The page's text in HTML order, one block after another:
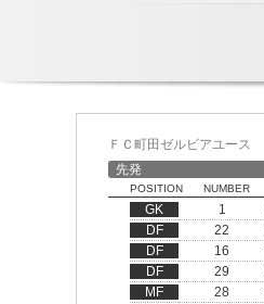
ＦＣ町田ゼルビアユース
先発
POSITION NUMBER
GK 1
DF
22
DF
16
DF
29
MF
28